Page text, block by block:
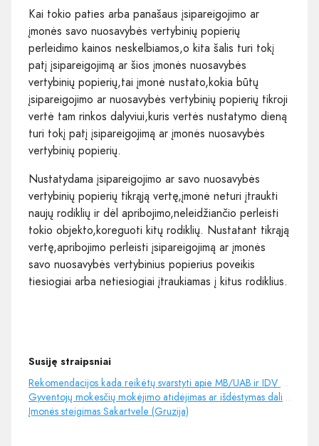
Kai tokio paties arba panašaus įsipareigojimo ar
įmonės savo nuosavybės vertybinių popierių
perleidimo kainos neskelbiamos,o kita šalis turi tokį
patį įsipareigojimą ar šios įmonės nuosavybės
vertybinių popierių,tai įmonė nustato,kokia būtų
įsipareigojimo ar nuosavybės vertybinių popierių tikroji
vertė tam rinkos dalyviui,kuris vertės nustatymo dieną
turi tokį patį įsipareigojimą ar įmonės nuosavybės
vertybinių popierių.
Nustatydama įsipareigojimo ar savo nuosavybės
vertybinių popierių tikrąją vertę,įmonė neturi įtraukti
naujų rodiklių ir dėl apribojimo,neleidžiančio perleisti
tokio objekto,koreguoti kitų rodiklių. Nustatant tikrąją
vertę,apribojimo perleisti įsipareigojimą ar įmonės
savo nuosavybės vertybinius popierius poveikis
tiesiogiai arba netiesiogiai įtraukiamas į kitus rodiklius.
Susiję straipsniai
Rekomendacijos kada reikėtų svarstyti apie MB/UAB ir IDV steigimą
Gyventojų mokesčių mokėjimo atidėjimas ar išdėstymas dalimis
Įmonės steigimas Sakartvele (Gruzija)